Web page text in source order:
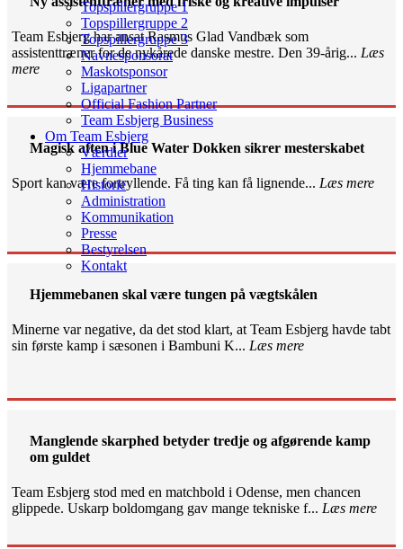
Topspillergruppe 1
Topspillergruppe 2
Topspillergruppe 3
Navnesponsorat
Maskotsponsor
Ligapartner
Official Fashion Partner
Team Esbjerg Business
Om Team Esbjerg
Værdier
Hjemmebane
Historie
Administration
Kommunikation
Presse
Bestyrelsen
Kontakt
Team Esbjerg har ansat Rasmus Glad Vandbæk som
assistenttræner for de nykårede danske mestre. Den 39-årig... Læs
mere
Magisk aften i Blue Water Dokken sikrer mesterskabet
Sport kan være fortryllende. Få ting kan få lignende... Læs mere
Hjemmebanen skal være tungen på vægtskålen
Minerne var negative, da det stod klart, at Team Esbjerg havde tabt
sin første kamp i sæsonen i Bambuni K... Læs mere
Manglende skarphed betyder tredje og afgørende kamp
om guldet
Team Esbjerg stod med en matchbold i Odense, men chancen
glippede. Uskarp boldomgang gav mange tekniske f... Læs mere